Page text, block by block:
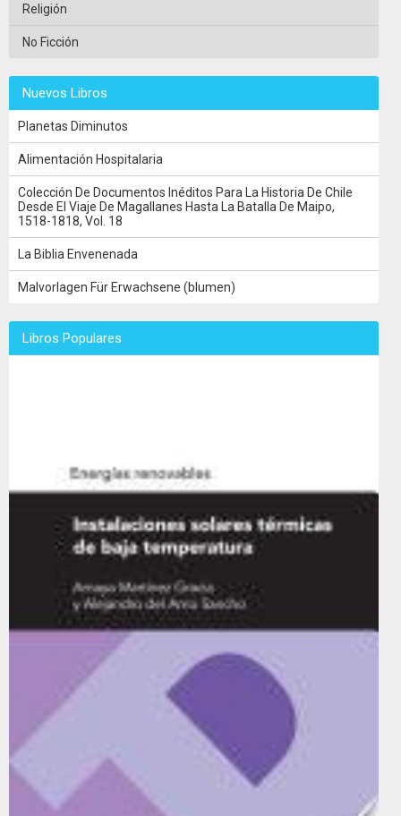
Religión
No Ficción
Nuevos Libros
Planetas Diminutos
Alimentación Hospitalaria
Colección De Documentos Inéditos Para La Historia De Chile
Desde El Viaje De Magallanes Hasta La Batalla De Maipo,
1518-1818, Vol. 18
La Biblia Envenenada
Malvorlagen Für Erwachsene (blumen)
Libros Populares